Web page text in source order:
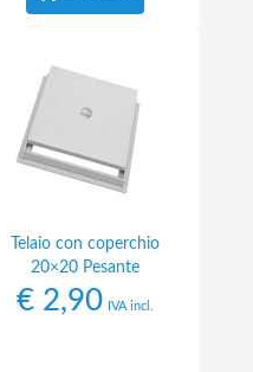
Telaio con coperchio
20×20 Pesante
€ 2,90 IVA incl.